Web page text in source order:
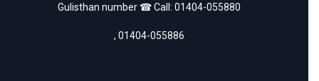
Gulisthan number ☎ Call: 01404-055880
, 01404-055886